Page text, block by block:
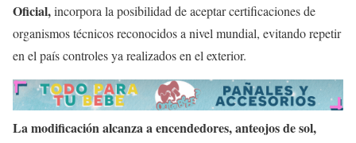
Oficial,incorpora la posibilidad de aceptar certificaciones de
organismos técnicos reconocidos a nivel mundial, evitando repetir
en el país controles ya realizados en el exterior.
La modificación alcanza a encendedores, anteojos de sol,